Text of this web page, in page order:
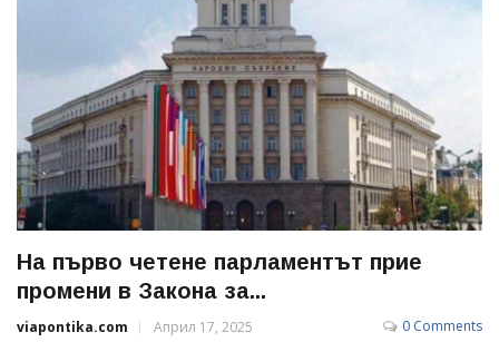
На първо четене парламентът прие
промени в Закона за...
viapontika.com Април 17, 2025 0 Comments